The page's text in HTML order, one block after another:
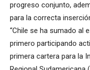
progreso conjunto,
para la correcta
“Chile se ha sumado al
primero participando
primera cartera para la